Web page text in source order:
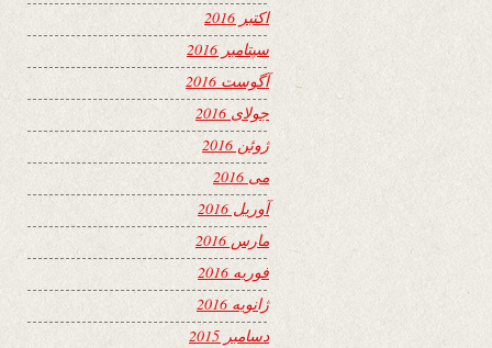
اکتبر 2016
سپتامبر 2016
آگوست 2016
جولای 2016
ژوئن 2016
می 2016
آوریل 2016
مارس 2016
فوریه 2016
ژانویه 2016
دسامبر 2015